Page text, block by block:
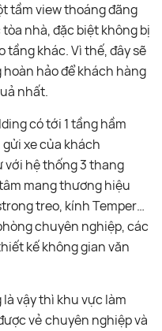
tầm view thoáng đãng
nhà, đặc biệt không bị
khác. Vì thế, đây sẽ
hảo để khách hàng
nhất.
có tới 1 tầng hầm
xe của khách
với hệ thống 3 thang
mang thương hiệu
treo, kính Temper…
chuyên nghiệp, các
kế không gian văn
vậy thì khu vực làm
vẻ chuyên nghiệp và